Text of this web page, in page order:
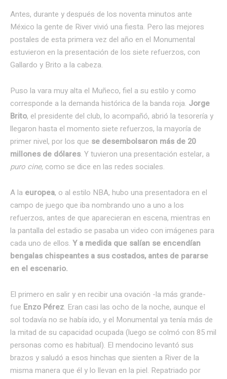
Antes, durante y después de los noventa minutos ante
México la gente de River vivió una fiesta. Pero las mejores
postales de esta primera vez del año en el Monumental
estuvieron en la presentación de los siete refuerzos, con
Gallardo y Brito a la cabeza.
Puso la vara muy alta el Muñeco, fiel a su estilo y como
corresponde a la demanda histórica de la banda roja. Jorge
Brito, el presidente del club, lo acompañó, abrió la tesorería y
llegaron hasta el momento siete refuerzos, la mayoría de
primer nivel, por los que se desembolsaron más de 20
millones de dólares. Y tuvieron una presentación estelar, a
puro cine, como se dice en las redes sociales.
A la europea, o al estilo NBA, hubo una presentadora en el
campo de juego que iba nombrando uno a uno a los
refuerzos, antes de que aparecieran en escena, mientras en
la pantalla del estadio se pasaba un video con imágenes para
cada uno de ellos. Y a medida que salían se encendían
bengalas chispeantes a sus costados, antes de pararse
en el escenario.
El primero en salir y en recibir una ovación -la más grande-
fue Enzo Pérez. Eran casi las ocho de la noche, aunque el
sol todavía no se había ido, y el Monumental ya tenía más de
la mitad de su capacidad ocupada (luego se colmó con 85 mil
personas como es habitual). El mendocino levantó sus
brazos y saludó a esos hinchas que sienten a River de la
misma manera que él y lo llevan en la piel. Repatriado por